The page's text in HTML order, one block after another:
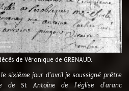
de Véronique de GRENAUD.
sixième jour d'avril je soussigné prêtre
de St Antoine de l'église d'aranc